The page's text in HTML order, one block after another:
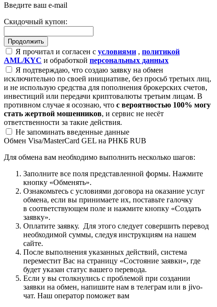
Введите ваш e-mail
Скидочный купон:
Я прочитал и согласен с условиями , политикой
AML/KYC и обработкой персональных данных
Я подтверждаю, что создаю заявку на обмен
исключительно по своей инициативе, без просьб третьих лиц,
и не использую средства для пополнения брокерских счетов,
инвестиций или передачи криптовалюты третьим лицам. В
противном случае я осознаю, что с вероятностью 100% могу
стать жертвой мошенников, и сервис не несёт
ответственности за такие действия.
Не запоминать введенные данные
Обмен Visa/MasterCard GEL на РНКБ RUB
Для обмена вам необходимо выполнить несколько шагов:
Заполните все поля представленной формы. Нажмите
кнопку «Обменять».
Ознакомьтесь с условиями договора на оказание услуг
обмена, если вы принимаете их, поставьте галочку
в соответствующем поле и нажмите кнопку «Создать
заявку».
Оплатите заявку. Для этого следует совершить перевод
необходимой суммы, следуя инструкциям на нашем
сайте.
После выполнения указанных действий, система
переместит Вас на страницу «Состояние заявки», где
будет указан статус вашего перевода.
Если у вы столкнулись с проблемой при создании
заявки на обмен, напишите нам в телеграм или в jivo-
чат. Наш оператор поможет вам